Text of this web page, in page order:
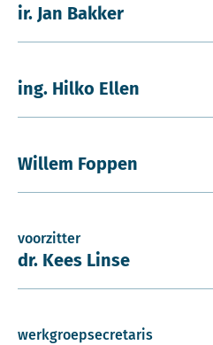
ir. Jan Bakker
ing. Hilko Ellen
Willem Foppen
voorzitter
dr. Kees Linse
werkgroepsecretaris